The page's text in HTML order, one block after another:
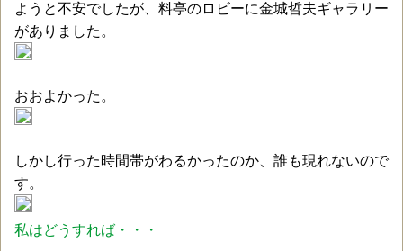
ようと不安でしたが、料亭のロビーに金城哲夫ギャラリー
がありました。
おおよかった。
しかし行った時間帯がわるかったのか、誰も現れないので
す。
私はどうすれば・・・